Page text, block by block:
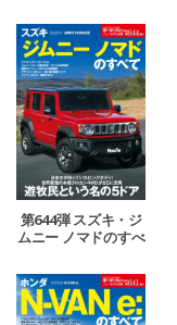
第644弾 スズキ・ジ
ムニー ノマドのすべ